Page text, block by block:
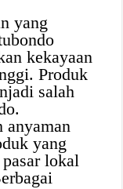
yang
kekayaan
Produk
salah
anyaman
yang
lokal